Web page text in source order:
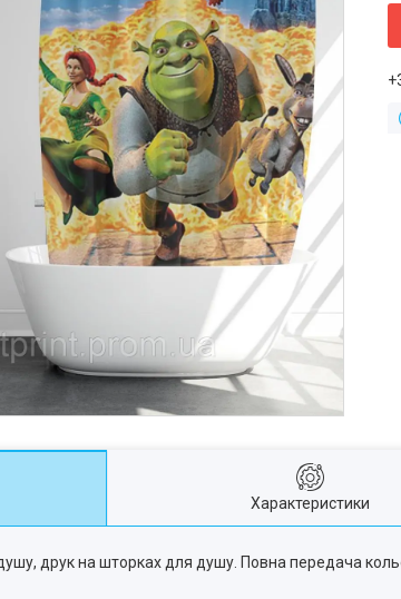
Характеристики
друк на шторках для душу. Повна передача